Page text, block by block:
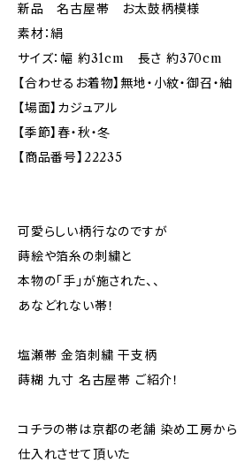
新品 名古屋帯 お太鼓柄模様
素材：絹
サイズ：幅 約31cm 長さ 約370cm
【合わせるお着物】無地・小紋・御召・紬
【場面】カジュアル
【季節】春・秋・冬
【商品番号】22235
可愛らしい柄行なのですが
蒔絵や箔糸の刺繍と
本物の「手」が施された、、
あなどれない帯！
塩瀬帯 金箔刺繍 干支柄
蒔糊 九寸 名古屋帯 ご紹介！
コチラの帯は京都の老舗 染め工房から
仕入れさせて頂いた